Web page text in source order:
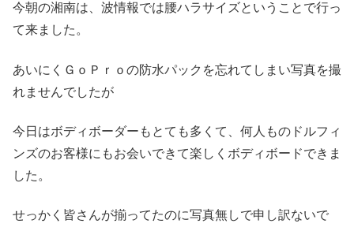
今朝の湘南は、波情報では腰ハラサイズということで行っ
て来ました。
あいにくＧｏＰｒｏの防水パックを忘れてしまい写真を撮
れませんでしたが
今日はボディボーダーもとても多くて、何人ものドルフィ
ンズのお客様にもお会いできて楽しくボディボードできま
した。
せっかく皆さんが揃ってたのに写真無しで申し訳ないで